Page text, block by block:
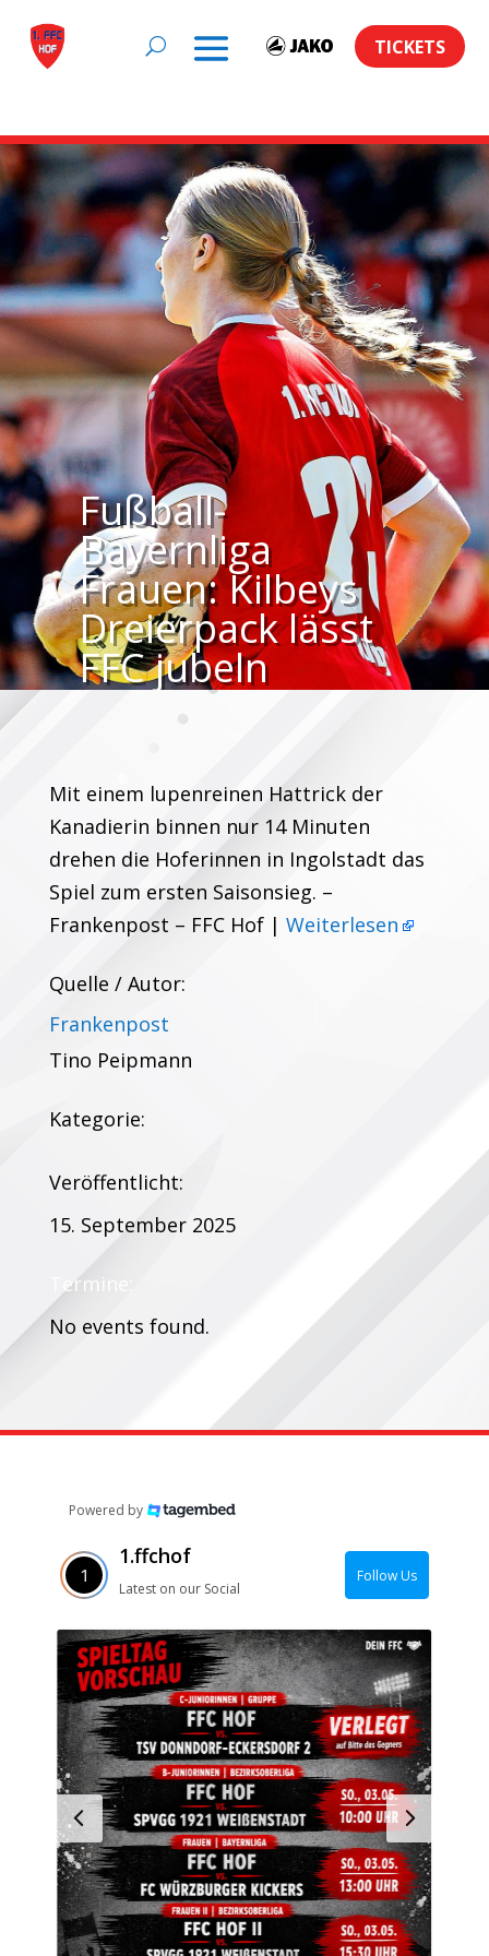
TICKETS
Fußball-
Bayernliga
Frauen: Kilbeys
Dreierpack lässt
FFC jubeln
Mit einem lupenreinen Hattrick der
Kanadierin binnen nur 14 Minuten
drehen die Hoferinnen in Ingolstadt das
Spiel zum ersten Saisonsieg. –
Frankenpost – FFC Hof | Weiterlesen
Quelle / Autor:
Frankenpost
Tino Peipmann
Kategorie:
Veröffentlicht:
15. September 2025
Termine:
No events found.
Powered by
1.ffchof
Latest on our Social
Follow Us